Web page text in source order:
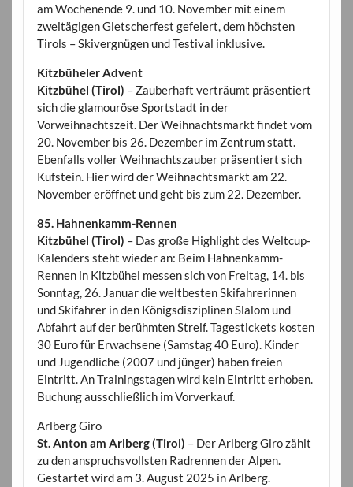
am Wochenende 9. und 10. November mit einem
zweitägigen Gletscherfest gefeiert, dem höchsten
Tirols – Skivergnügen und Testival inklusive.
Kitzbüheler Advent
Kitzbühel (Tirol) – Zauberhaft verträumt präsentiert
sich die glamouröse Sportstadt in der
Vorweihnachtszeit. Der Weihnachtsmarkt findet vom
20. November bis 26. Dezember im Zentrum statt.
Ebenfalls voller Weihnachtszauber präsentiert sich
Kufstein. Hier wird der Weihnachtsmarkt am 22.
November eröffnet und geht bis zum 22. Dezember.
85. Hahnenkamm-Rennen
Kitzbühel (Tirol) – Das große Highlight des Weltcup-
Kalenders steht wieder an: Beim Hahnenkamm-
Rennen in Kitzbühel messen sich von Freitag, 14. bis
Sonntag, 26. Januar die weltbesten Skifahrerinnen
und Skifahrer in den Königsdisziplinen Slalom und
Abfahrt auf der berühmten Streif. Tagestickets kosten
30 Euro für Erwachsene (Samstag 40 Euro). Kinder
und Jugendliche (2007 und jünger) haben freien
Eintritt. An Trainingstagen wird kein Eintritt erhoben.
Buchung ausschließlich im Vorverkauf.
Arlberg Giro
St. Anton am Arlberg (Tirol) – Der Arlberg Giro zählt
zu den anspruchsvollsten Radrennen der Alpen.
Gestartet wird am 3. August 2025 in Arlberg.